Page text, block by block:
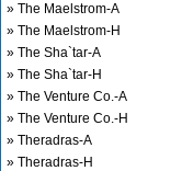
» The Maelstrom-A
» The Maelstrom-H
» The Sha`tar-A
» The Sha`tar-H
» The Venture Co.-A
» The Venture Co.-H
» Theradras-A
» Theradras-H